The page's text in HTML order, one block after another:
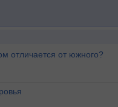
отличается от южного?